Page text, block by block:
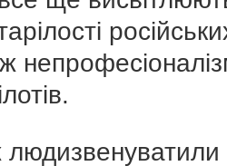
людизвенуватили